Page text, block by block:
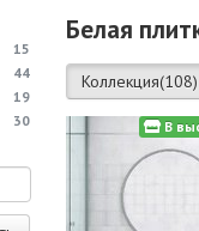
15
44
19
30
Белая
Коллекция(108)
В